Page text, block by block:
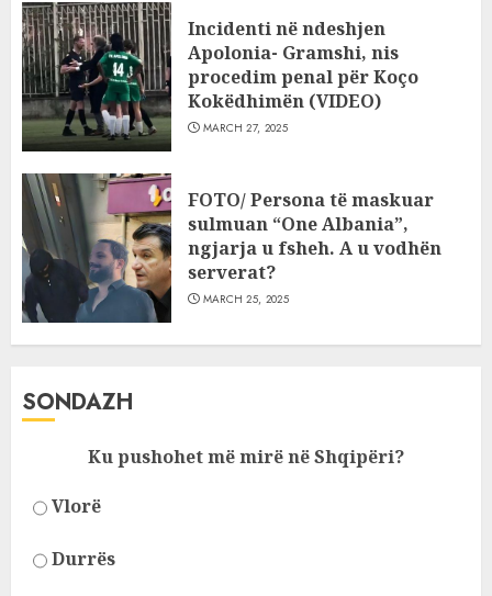
Incidenti në ndeshjen
Apolonia- Gramshi, nis
procedim penal për Koço
Kokëdhimën (VIDEO)
MARCH 27, 2025
FOTO/ Persona të maskuar
sulmuan “One Albania”,
ngjarja u fsheh. A u vodhën
serverat?
MARCH 25, 2025
SONDAZH
Ku pushohet më mirë në Shqipëri?
Vlorë
Durrës